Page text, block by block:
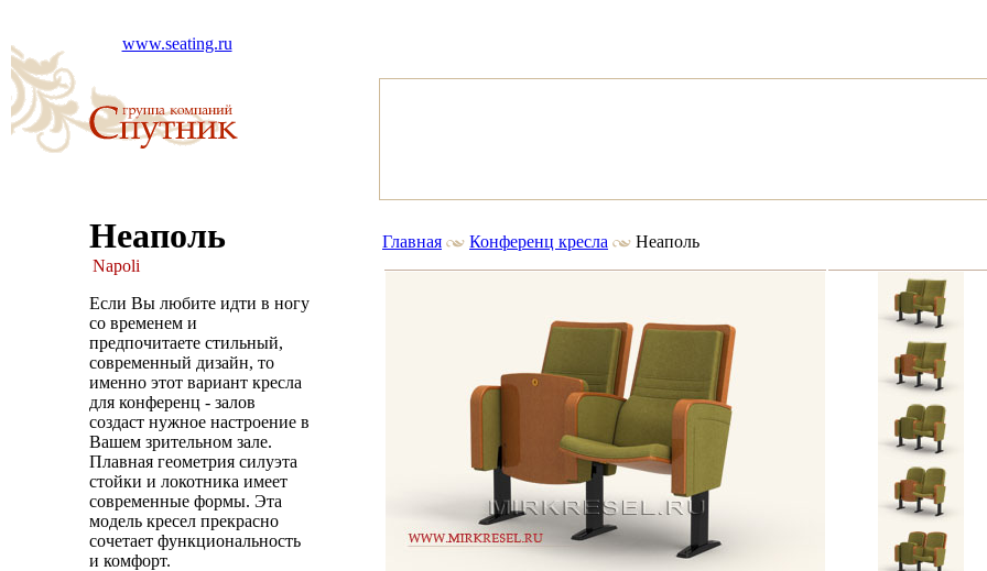
www.seating.ru
Неаполь
Napoli
Если Вы любите идти в ногу
со временем и
предпочитаете стильный,
современный дизайн, то
именно этот вариант кресла
для конференц - залов
создаст нужное настроение в
Вашем зрительном зале.
Плавная геометрия силуэта
стойки и локотника имеет
современные формы. Эта
модель кресел прекрасно
сочетает функциональность
и комфорт.
Главная Конференц кресла Неаполь